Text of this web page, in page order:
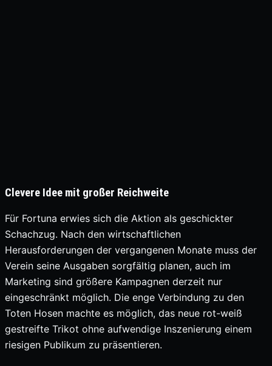
Clevere Idee mit großer Reichweite
Für Fortuna erwies sich die Aktion als geschickter
Schachzug. Nach den wirtschaftlichen
Herausforderungen der vergangenen Monate muss der
Verein seine Ausgaben sorgfältig planen, auch im
Marketing sind größere Kampagnen derzeit nur
eingeschränkt möglich. Die enge Verbindung zu den
Toten Hosen machte es möglich, das neue rot-weiß
gestreifte Trikot ohne aufwendige Inszenierung einem
riesigen Publikum zu präsentieren.